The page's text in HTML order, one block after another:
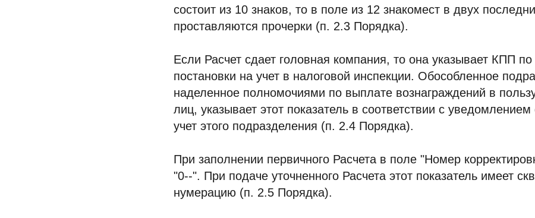
состоит из 10 знаков, то в поле из 12 знакомест в двух
проставляются прочерки (п. 2.3 Порядка).
Если Расчет сдает головная компания, то она указывает КПП по
постановки на учет в налоговой инспекции. Обособленное
наделенное полномочиями по выплате вознаграждений в
лиц, указывает этот показатель в соответствии с
учет этого подразделения (п. 2.4 Порядка).
При заполнении первичного Расчета в поле "Номер
"0--". При подаче уточненного Расчета этот показатель имеет
нумерацию (п. 2.5 Порядка).